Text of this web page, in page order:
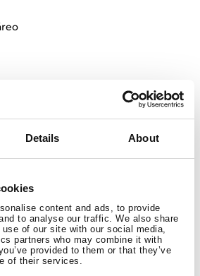
Details About
content and ads, to provide
to analyse our traffic. We also share
of our site with our social media,
partners who may combine it with
provided to them or that they’ve
of their services.